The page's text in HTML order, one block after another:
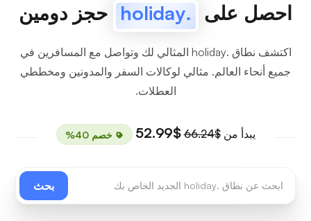
احصل على .holiday حجز دومين
اكتشف نطاق .holiday المثالي لك وتواصل مع المسافرين في
جميع أنحاء العالم. مثالي لوكالات السفر والمدونين ومخططي
العطلات.
يبدأ من$66.24
$52.99 خصم 40%
بحث